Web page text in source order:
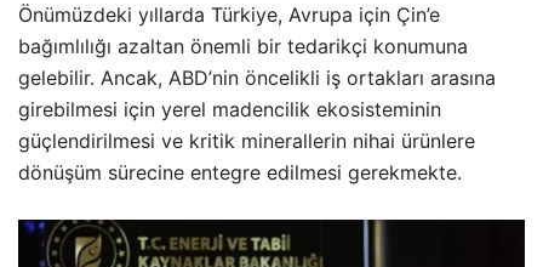
Önümüzdeki yıllarda Türkiye, Avrupa için Çin’e
bağımlılığı azaltan önemli bir tedarikçi konumuna
gelebilir. Ancak, ABD’nin öncelikli iş ortakları arasına
girebilmesi için yerel madencilik ekosisteminin
güçlendirilmesi ve kritik minerallerin nihai ürünlere
dönüşüm sürecine entegre edilmesi gerekmekte.